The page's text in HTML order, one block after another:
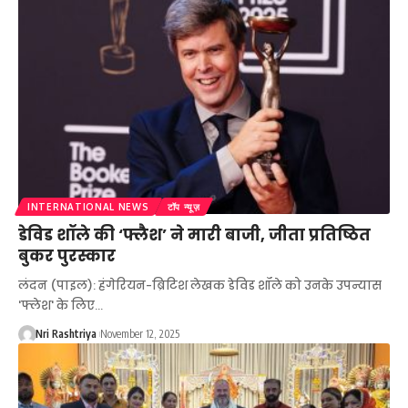
INTERNATIONAL NEWS टॉप न्यूज़
डेविड शॉले की ‘फ्लैश’ ने मारी बाजी, जीता प्रतिष्ठित
बुकर पुरस्कार
लंदन (पाइल): हंगेरियन-ब्रिटिश लेखक डेविड शॉले को उनके उपन्यास
'फ्लेश' के लिए…
Nri Rashtriya November 12, 2025